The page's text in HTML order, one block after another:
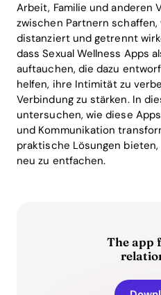
Arbeit, Familie und anderen
zwischen Partnern
distanziert und getrennt
dass Sexual Wellness Apps
auftauchen, die dazu
helfen, ihre Intimität zu
Verbindung zu stärken. In
untersuchen, wie diese
und Kommunikation
praktische Lösungen
neu zu entfachen.
The app